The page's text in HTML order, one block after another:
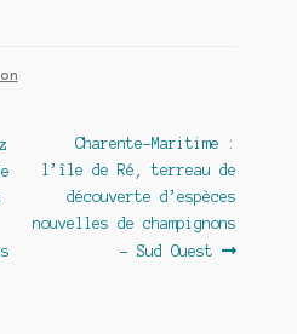
Article
suivant :
Charente-Maritime :
l’île de Ré, terreau de
découverte d’espèces
nouvelles de champignons
– Sud Ouest